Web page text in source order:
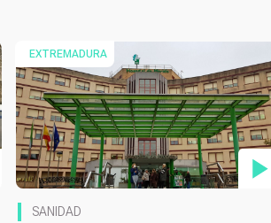
EXTREMADURA
SANIDAD